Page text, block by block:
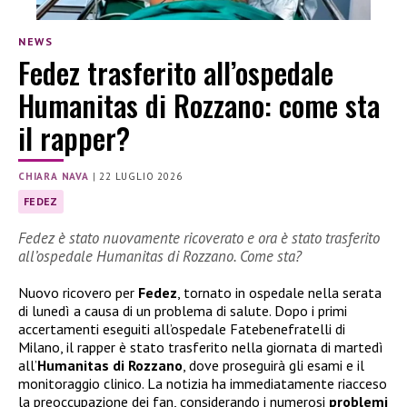
NEWS
Fedez trasferito all’ospedale
Humanitas di Rozzano: come sta
il rapper?
CHIARA NAVA |22 LUGLIO 2026
FEDEZ
Fedez è stato nuovamente ricoverato e ora è stato trasferito
all’ospedale Humanitas di Rozzano. Come sta?
Nuovo ricovero per Fedez, tornato in ospedale nella serata
di lunedì a causa di un problema di salute. Dopo i primi
accertamenti eseguiti all’ospedale Fatebenefratelli di
Milano, il rapper è stato trasferito nella giornata di martedì
all’Humanitas di Rozzano, dove proseguirà gli esami e il
monitoraggio clinico. La notizia ha immediatamente riacceso
la preoccupazione dei fan, considerando i numerosi problemi